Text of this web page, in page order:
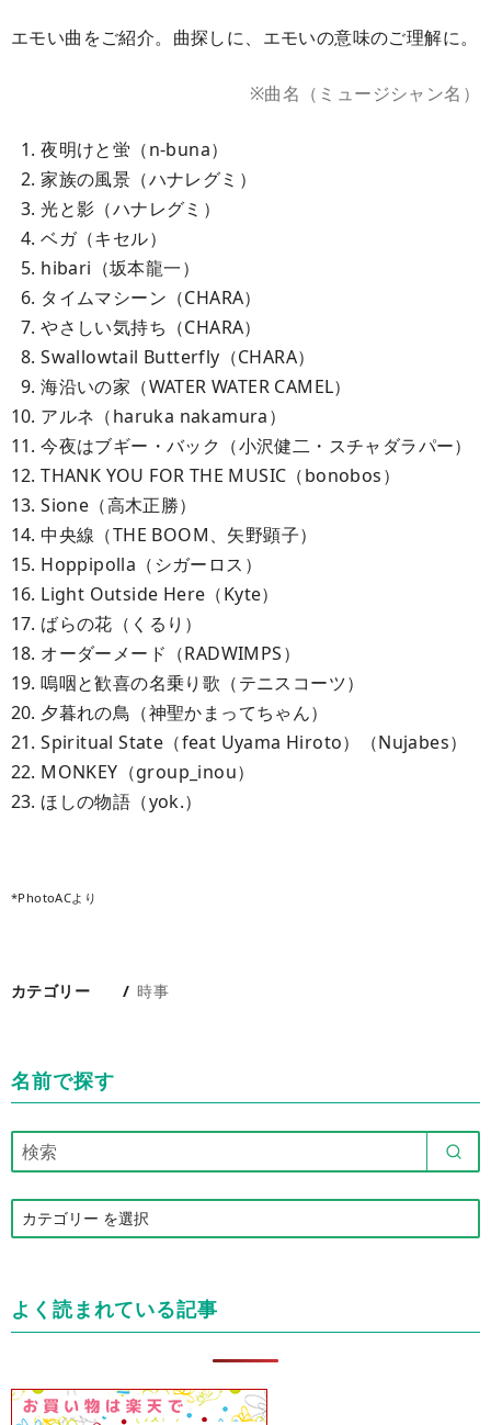
エモい曲をご紹介。曲探しに、エモいの意味のご理解に。
※曲名（ミュージシャン名）
夜明けと蛍（n-buna）
家族の風景（ハナレグミ）
光と影（ハナレグミ）
ベガ（キセル）
hibari（坂本龍一）
タイムマシーン（CHARA）
やさしい気持ち（CHARA）
Swallowtail Butterfly（CHARA）
海沿いの家（WATER WATER CAMEL）
アルネ（haruka nakamura）
今夜はブギー・バック（小沢健二・スチャダラパー）
THANK YOU FOR THE MUSIC（bonobos）
Sione（高木正勝）
中央線（THE BOOM、矢野顕子）
Hoppipolla（シガーロス）
Light Outside Here（Kyte）
ばらの花（くるり）
オーダーメード（RADWIMPS）
嗚咽と歓喜の名乗り歌（テニスコーツ）
夕暮れの鳥（神聖かまってちゃん）
Spiritual State（feat Uyama Hiroto）（Nujabes）
MONKEY（group_inou）
ほしの物語（yok.）
*PhotoACより
カテゴリー 時事
名前で探す
テ
ー
よく読まれている記事